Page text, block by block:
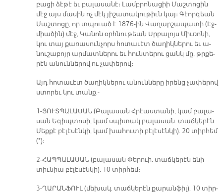
բա­ցի ձէ­թէ եւ բա­լա­սա­նէ։ Լամբ­րո­նա­ցիի Մաշ­տո­ցին
մէջ այս մա­սին ոչ մէկ յի­շա­տա­կու­թիւն կայ։ Գէոր­գեան
Մաշ­տո­ցը, որ տպուած է 1876-ին Վա­ղար­շա­պա­տի (Էջ­
միա­ծին) մէջ, Կա­նոն օրհ­նու­թեան Սրբա­լոյս Միւ­ռո­նի,
կու տայ քա­ռա­սու­ն­չորս հո­տա­ւէտ ծա­ղիկ­նե­րու եւ ա­
նու­շա­բոյր ար­մատ­նե­րու եւ հուն­տե­րու ցանկ մը, թրքե­
րէն ա­նուն­նե­րով ու չա­փե­րով։
Այդ հո­տա­ւէտ ծա­ղիկ­նե­րու ա­նուն­նե­րը ի­րենց չա­փե­րով
ստո­րեւ կու տանք.-
1-ՅՈՒՏ­ՊԱ­ԼԱ­ՍԱՆ (Բա­լա­սան Հրէաս­տա­նի, կամ բա­լա­
սան Ե­գիպ­տո­սի, կամ սպի­տակ բա­լա­սան. տաճ­կե­րէն
Մեք­քէ բէ­լէ­սէն­կի, կամ խա­հու­տի բէ­լէ­սէն­կի). 20 տիր­հեմ
(*)։
2-ՀԱՊ­ՊԱ­ԼԱ­ՍԱՆ (բա­լա­սան Փե­րուի. տաճ­կե­րէն ե­նի
տիւ­նիա բէ­լէ­սէն­կի). 10 տիր­հեմ։
3-ՂԱ­ՐԱՆ­ՖՈՒԼ (մե­խակ. տաճ­կե­րէն քա­րան­ֆիլ). 10 տիր­